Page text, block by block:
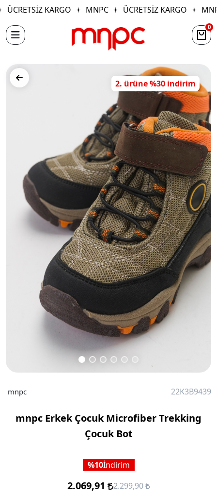
ÜCRETSİZ KARGO MNPC ÜCRETSİZ KARGO
0
2. ürüne %30 indirim
mnpc 22K3B9439
mnpc Erkek Çocuk Microfiber Trekking
Çocuk Bot
10İndirim
2.069,91 2.299,90